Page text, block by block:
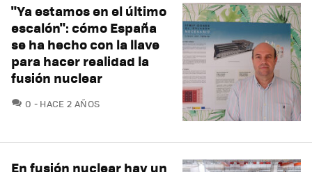
"Ya estamos en el último
escalón": cómo España
se ha hecho con la llave
para hacer realidad la
fusión nuclear
0 COMENTARIOS
HACE 2 AÑOS
En fusión nuclear hay un